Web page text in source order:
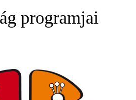
programjai